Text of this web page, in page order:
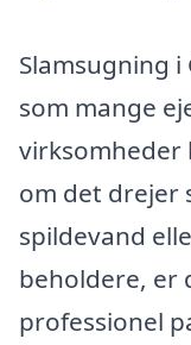
Slamsugning
som mange
virksomheder
om det drejer
spildevand
beholdere, er
professionel